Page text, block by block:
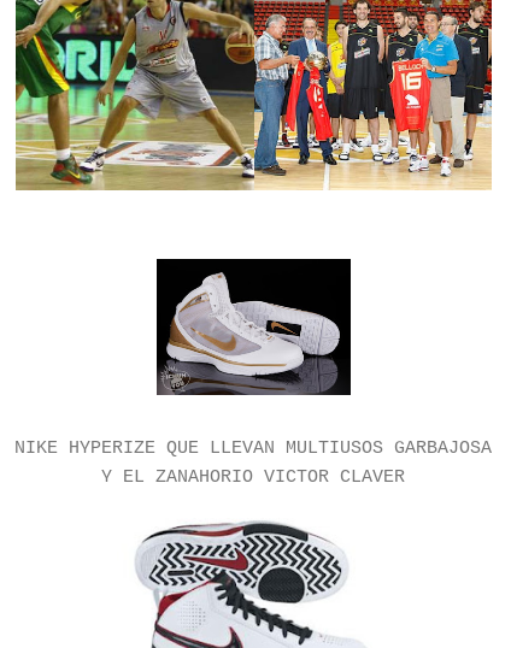
NIKE HYPERIZE QUE LLEVAN MULTIUSOS GARBAJOSA
Y EL ZANAHORIO VICTOR CLAVER